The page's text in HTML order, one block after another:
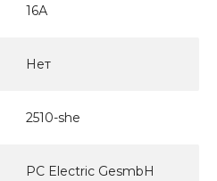
16А
Нет
2510-she
PC Electric GesmbH